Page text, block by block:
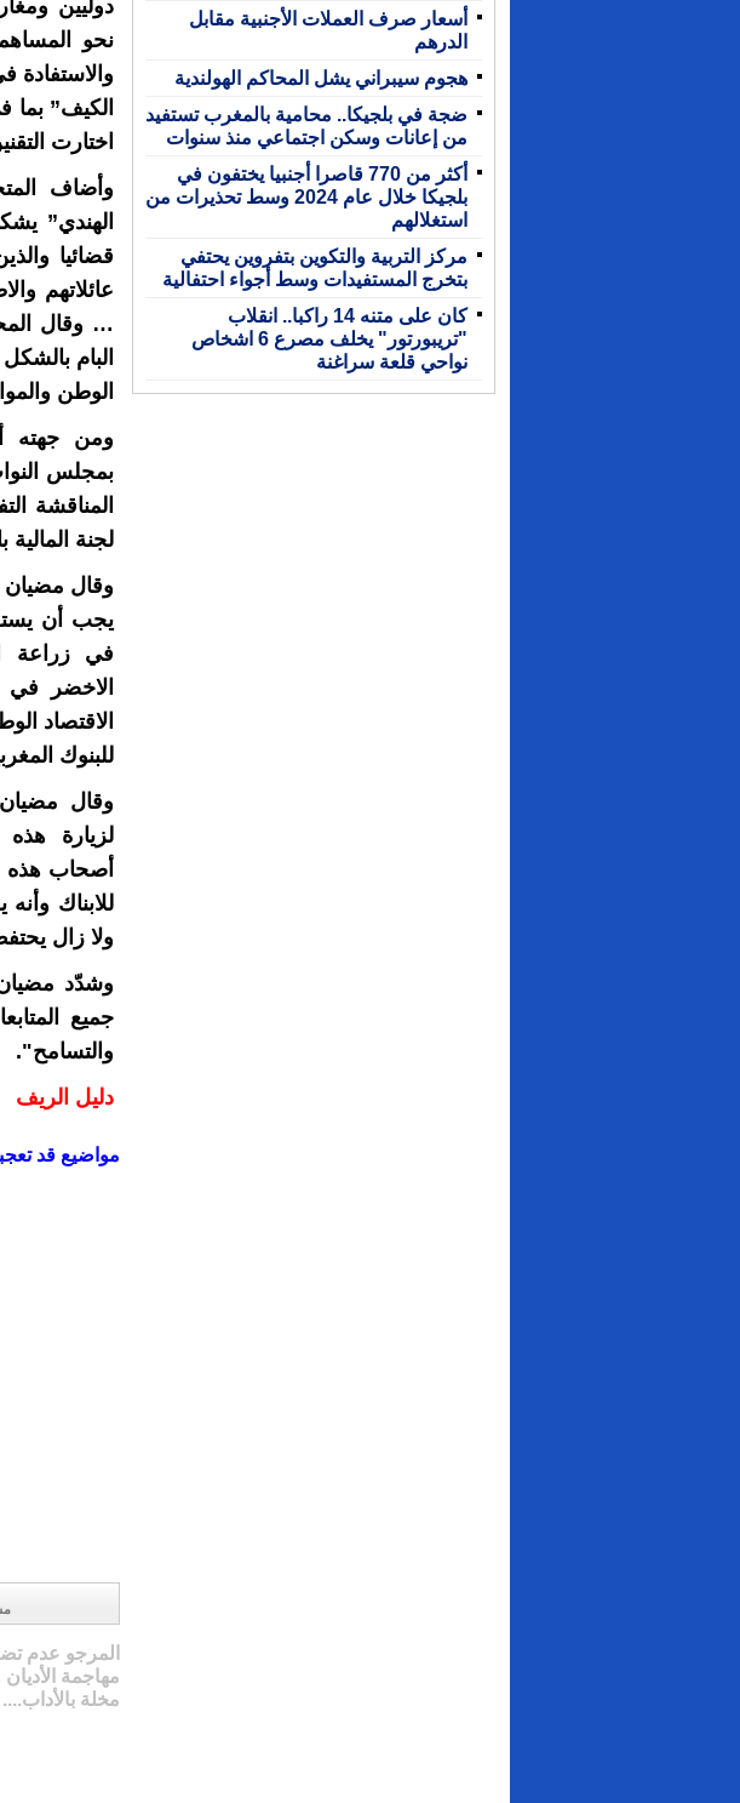
أسعار صرف العملات الأجنبية مقابل
الدرهم
هجوم سيبراني يشل المحاكم الهولندية
ضجة في بلجيكا.. محامية بالمغرب تستفيد
من إعانات وسكن اجتماعي منذ سنوات
أكثر من 770 قاصرا أجنبيا يختفون في
بلجيكا خلال عام 2024 وسط تحذيرات من
استغلالهم
مركز التربية والتكوين بتفروين يحتفي
بتخرج المستفيدات وسط أجواء احتفالية
كان على متنه 14 راكبا.. انقلاب
"تريبورتور" يخلف مصرع 6 اشخاص
نواحي قلعة سراغنة
دوليين
نحو
اختارت
وأضاف
الهندي”
قضائيا
عائلاتهم
… وقال
البام
الوطن
ومن جهته
بمجلس
لجنة المالية
وقال
يجب أن
في زراعة
الاخضر في
الاقتصاد
للبنوك
وقال مضيان
لزيارة
أصحاب هذه
للابناك
ولا زال
وشدّد
جميع
والتسامح".
دليل الريف
مواضيع قد
المرجو عدم
مهاجمة
مخلة بالأداب....